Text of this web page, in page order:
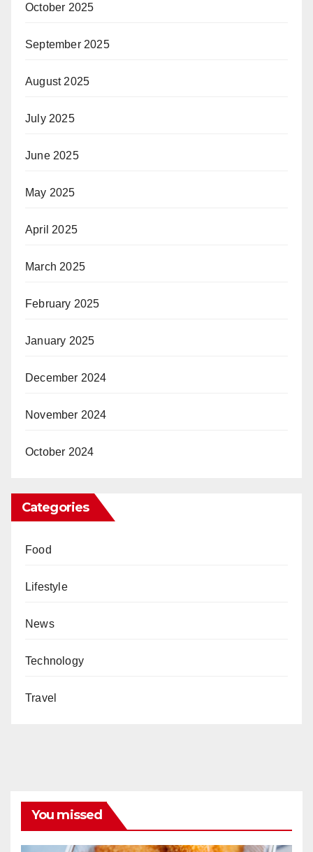
October 2025
September 2025
August 2025
July 2025
June 2025
May 2025
April 2025
March 2025
February 2025
January 2025
December 2024
November 2024
October 2024
Categories
Food
Lifestyle
News
Technology
Travel
You missed